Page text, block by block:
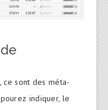
sont des méta-
indiquer, le